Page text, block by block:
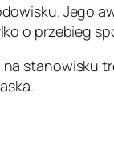
Jego
o przebieg